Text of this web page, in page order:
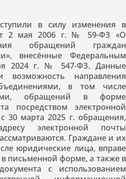
в силу изменения в
2 мая 2006 г. № 59-ФЗ «О
обращений граждан
внесённые Федеральным
2024 г. № 547-ФЗ. Данные
возможность направления
в том числе
обращений в форме
посредством электронной
30 марта 2025 г. обращения,
электронной почты
Граждане и их
юридические лица, вправе
письменной форме, а также в
с использованием